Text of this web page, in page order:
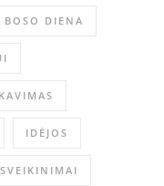
BOSO DIENA
IDĖJOS